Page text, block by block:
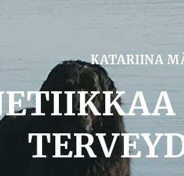
KATARIINA